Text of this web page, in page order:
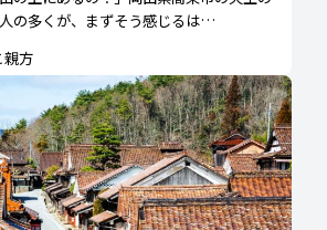
の多くが、まずそう感じるは…
親方